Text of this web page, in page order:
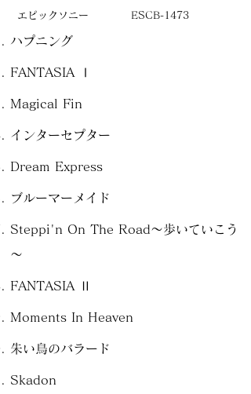
エピックソニー ESCB-1473
ハプニング
FANTASIA Ⅰ
Magical Fin
インターセプター
Dream Express
ブルーマーメイド
Steppi'n On The Road～歩いていこう
～
FANTASIA Ⅱ
Moments In Heaven
朱い鳥のバラード
Skadon